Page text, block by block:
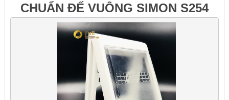
CHUẨN ĐẾ VUÔNG SIMON S254